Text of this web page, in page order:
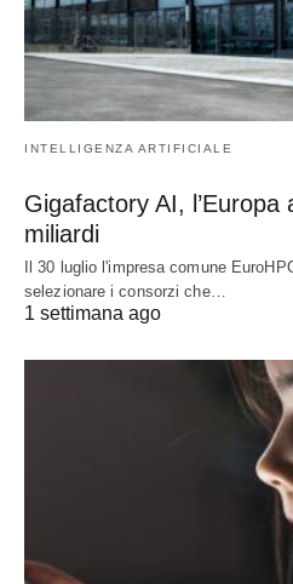
INTELLIGENZA ARTIFICIALE
Gigafactory AI,
miliardi
Il 30 luglio l'impresa comune
selezionare i consorzi che…
1 settimana ago